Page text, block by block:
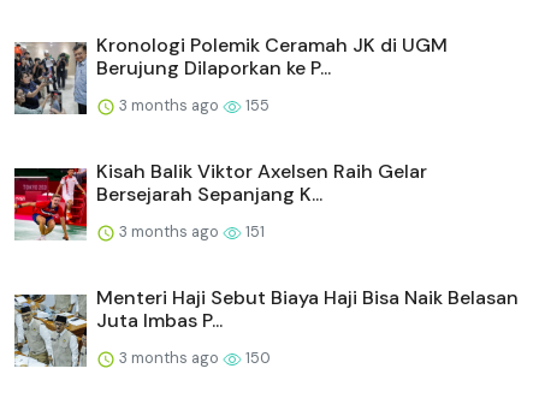
Kronologi Polemik Ceramah JK di UGM
Berujung Dilaporkan ke P...
3 months ago 155
Kisah Balik Viktor Axelsen Raih Gelar
Bersejarah Sepanjang K...
3 months ago 151
Menteri Haji Sebut Biaya Haji Bisa Naik Belasan
Juta Imbas P...
3 months ago 150